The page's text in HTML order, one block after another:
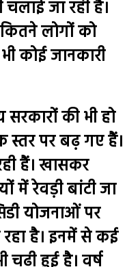
जा रही है।
लोगों को
कोई जानकारी
सरकारों की भी हो
स्तर पर बढ़ गए हैं।
हैं। खासकर
में रेवड़ी बांटी जा
योजनाओं पर
है। इनमें से कई